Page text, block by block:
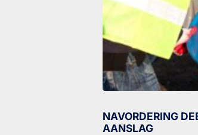
NAVORDERING
AANSLAG